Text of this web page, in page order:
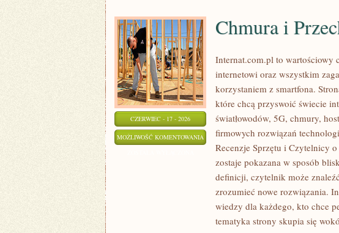
CZERWIEC - 17 - 2026
MOŻLIWOŚĆ KOMENTOWANIA CHMURA
PRZECHOWYWANIE
DANYCH
Chmura i
Internat.com.pl to wartościowy
internetowi oraz wszystkim
korzystaniem z smartfona.
które chcą przyswoić świecie
światłowodów, 5G, chmury,
firmowych rozwiązań
Recenzje Sprzętu i Czytelnicy
zostaje pokazana w sposób
definicji, czytelnik może
zrozumieć nowe rozwiązania.
wiedzy dla każdego, kto chce
tematyka strony skupia się